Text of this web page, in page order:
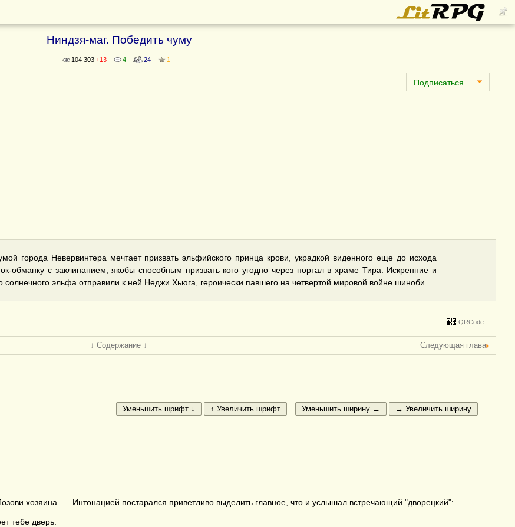
Ниндзя-маг. Победить чуму
104 303 +13 4 24 1
города Невервинтера мечтает призвать эльфийского принца крови, украдкой виденного еще до исхода
обманку с заклинанием, якобы способным призвать кого угодно через портал в храме Тира. Искренние и
эльфа отправили к ней Неджи Хьюга, героически павшего на четвертой мировой войне шиноби.
QRCode
↓ Содержание ↓ Следующая глава
хозяина. — Интонацией постарался приветливо выделить главное, что и услышал встречающий "дворецкий":
тебе дверь.